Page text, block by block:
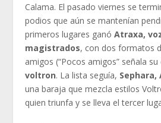
Calama. El pasado viernes se
podios que aún se mantenían
primeros lugares ganóAtraxa,
magistrados, con dos formatos
amigos (“Pocos amigos” señala
voltron. La lista seguía, Sephara,
una baraja que mezcla estilos
quien triunfa y se lleva el tercer